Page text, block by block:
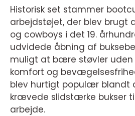
Historisk set stammer
arbejdstøjet, der blev brugt
og cowboys i det 19.
udvidede åbning af
muligt at bære støvler
komfort og
blev hurtigt populær blandt
krævede slidstærke bukser
arbejde.